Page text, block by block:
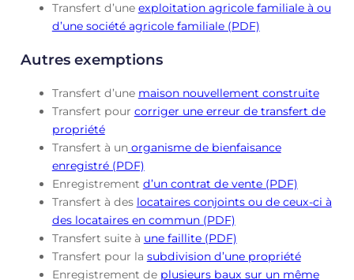
Transfert d’une exploitation agricole familiale à ou
d’une société agricole familiale (PDF)
Autres exemptions
Transfert d’une maison nouvellement construite
Transfert pour corriger une erreur de transfert de
propriété
Transfert à unorganisme de bienfaisance
enregistré (PDF)
Enregistrement d’un contrat de vente (PDF)
Transfert à des locataires conjoints ou de ceux-ci à
des locataires en commun (PDF)
Transfert suite à une faillite (PDF)
Transfert pour la subdivision d’une propriété
Enregistrement de plusieurs baux sur un même